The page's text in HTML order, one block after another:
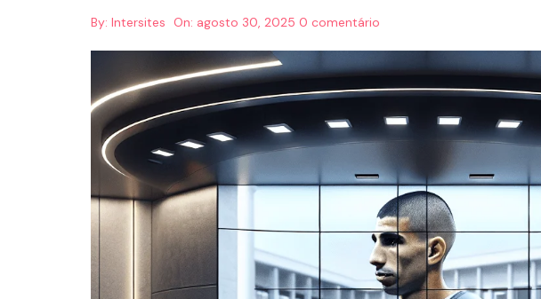
By: Intersites On: agosto 30, 2025 0 comentário